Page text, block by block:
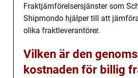
Fraktjämförelsersjänster som
Shipmondo hjälper till att
olika fraktleverantörer.
Vilken är den
kostnaden för billig